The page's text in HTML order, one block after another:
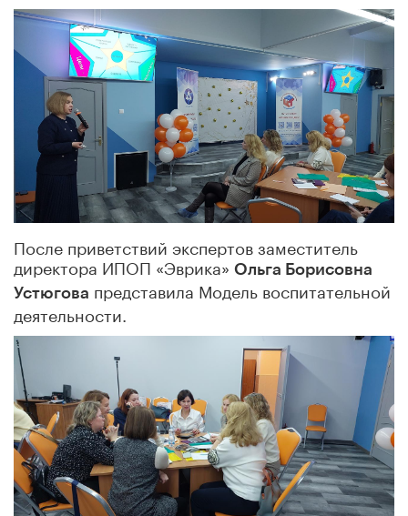
После приветствий экспертов заместитель
директора ИПОП «Эврика» Ольга Борисовна
Устюгова представила Модель воспитательной
деятельности.